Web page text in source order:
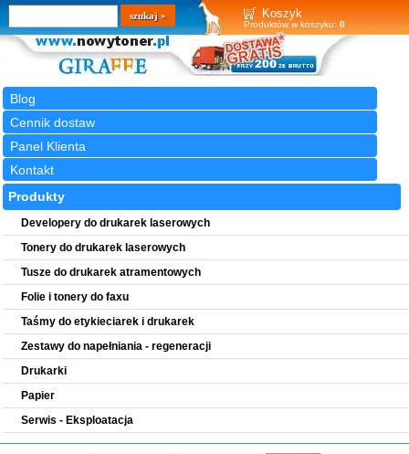
Koszyk
Produktów w koszyku: 0
Blog
Cennik dostaw
Panel Klienta
Kontakt
Wyszukiwarka
szukaj
Produkty
Developery do drukarek laserowych
Tonery do drukarek laserowych
Tusze do drukarek atramentowych
Folie i tonery do faxu
Taśmy do etykieciarek i drukarek
Zestawy do napełniania - regeneracji
Drukarki
Papier
Serwis - Eksploatacja